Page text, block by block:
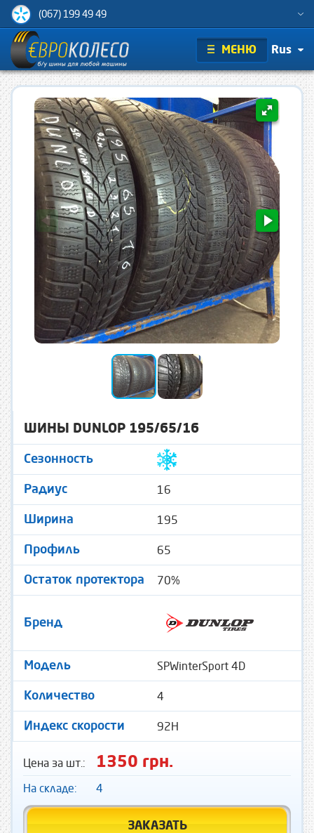
(067) 199 49 49
МЕНЮ Rus
ШИНЫ DUNLOP 195/65/16
Сезонность
Радиус 16
Ширина 195
Профиль 65
Остаток протектора 70%
Бренд
Модель SPWinterSport 4D
Количество 4
Индекс скорости 92H
Цена за шт.: 1350 грн.
На складе: 4
ЗАКАЗАТЬ